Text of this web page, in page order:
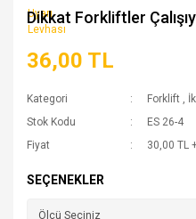
Dikkat Forkliftler
36,00 TL
Kategori Forklift ,
Stok Kodu
ES 26-4
Fiyat
30,00 TL
SEÇENEKLER